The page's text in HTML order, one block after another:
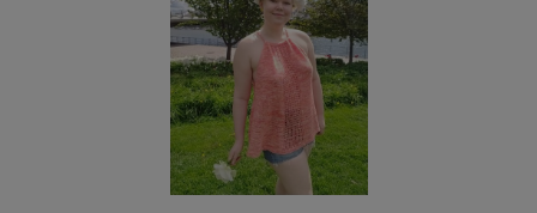
fingering-paksuinen lanka (100 g = n. 400 m), menekki vajaa
100 g pinkit mallisukat Lucky omen yarns Merinosukka, väri
Pinky koot 43—48: DK-vahvuinen sukkalanka (100 g = n. 230
m), menekki vajaa 150 g siniset mallisukat Villavuori Lasse,
väri Valtameri (85 % suomalainen lampaanvilla, 15 % nylon,
selkeä, mutta palmikoihin vaaditaan vähän kokemusta.